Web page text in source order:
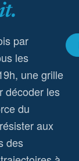
par
les
une grille
décoder les
du
aux
des